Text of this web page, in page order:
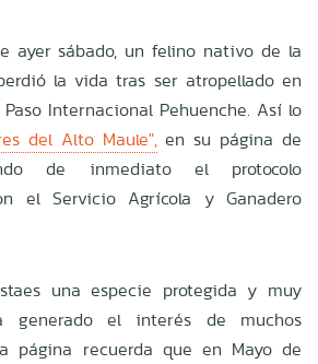
ayer sábado, un felino nativo de la
la vida tras ser atropellado en
Internacional Pehuenche. Así lo
del Alto Maule",en su página de
de inmediato el protocolo
el Servicio Agrícola y Ganadero
una especie protegida y muy
generado el interés de muchos
página recuerda que en Mayo de